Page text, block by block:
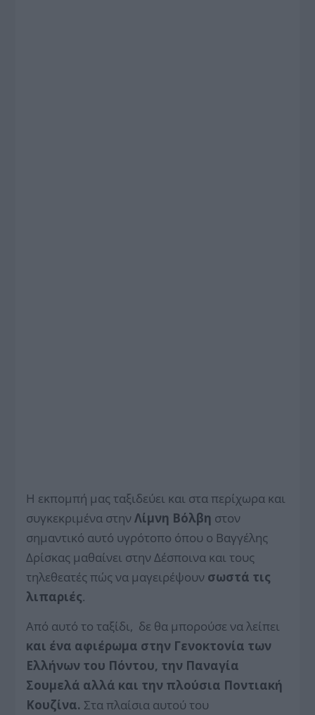
Η εκπομπή μας ταξιδεύει και στα περίχωρα και
συγκεκριμένα στηνΛίμνη Βόλβη στον
σημαντικό αυτό υγρότοπο όπου ο Βαγγέλης
Δρίσκας μαθαίνει στην Δέσποινα και τους
τηλεθεατές πώς να μαγειρέψουν σωστά τις
λιπαριές.
Από αυτό το ταξίδι, δε θα μπορούσε να λείπει
και ένα αφιέρωμα στην Γενοκτονία των
Ελλήνων του Πόντου, την Παναγία
Σουμελά αλλά και την πλούσια Ποντιακή
Κουζίνα. Στα πλαίσια αυτού του